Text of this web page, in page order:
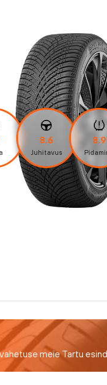
8.6
Juhitavus
8.9
meie Tartu